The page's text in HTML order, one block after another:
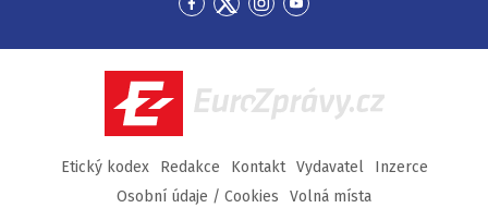
Přejít
Facebook
Přejít
Twitter
Přejít
Instagram
Přejít
YouTube
EuroZprávy.cz
Etický kodex Redakce Kontakt Vydavatel
Inzerce
Osobní údaje / Cookies
Volná místa